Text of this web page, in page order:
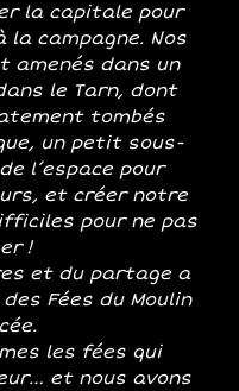
la capitale pour
campagne. Nos
amenés dans un
le Tarn, dont
tombés
un petit sous-
l’espace pour
et créer notre
pour ne pas
!
et du partage a
Fées du Moulin
les fées qui
et nous avons